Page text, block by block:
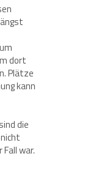
dort
Plätze
kann
die
war.